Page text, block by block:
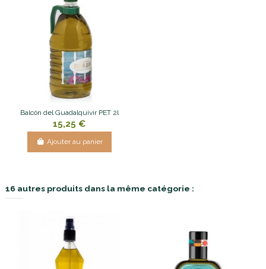
Balcón del Guadalquivir PET 2l
15,25 €
Ajouter au panier
16 autres produits dans la même catégorie :